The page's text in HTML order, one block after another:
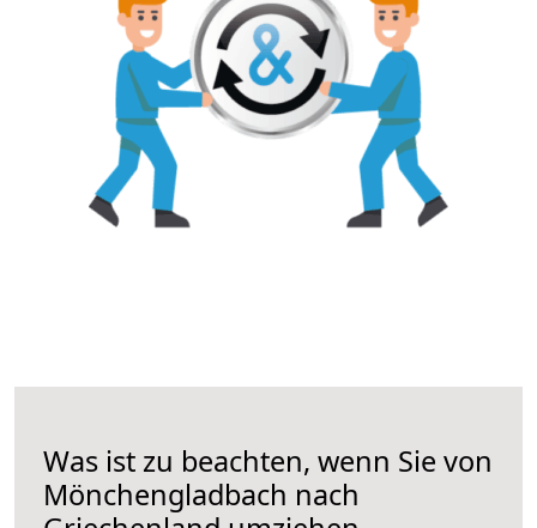
Was ist zu beachten, wenn Sie von
Mönchengladbach nach